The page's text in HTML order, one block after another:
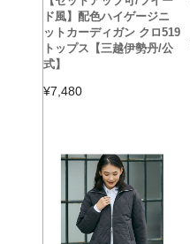
ド風】配色ハイゲージニ
ットカーディガン クロ519
トップス【三越伊勢丹/公
式】
¥7,480